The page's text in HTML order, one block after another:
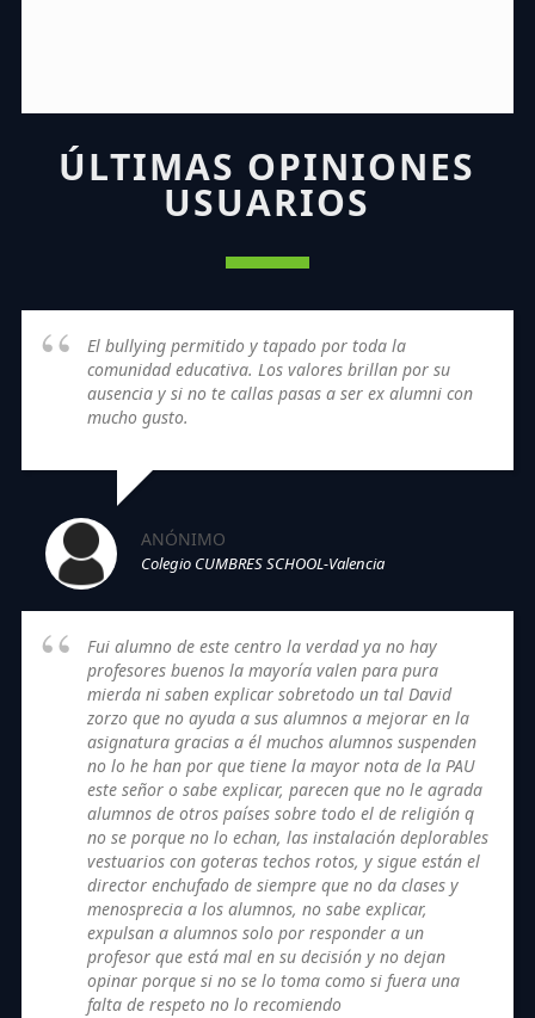
ÚLTIMAS OPINIONES
USUARIOS
El bullying permitido y tapado por toda la
comunidad educativa. Los valores brillan por su
ausencia y si no te callas pasas a ser ex alumni con
mucho gusto.
ANÓNIMO
Colegio CUMBRES SCHOOL-Valencia
Fui alumno de este centro la verdad ya no hay
profesores buenos la mayoría valen para pura
mierda ni saben explicar sobretodo un tal David
zorzo que no ayuda a sus alumnos a mejorar en la
asignatura gracias a él muchos alumnos suspenden
no lo he han por que tiene la mayor nota de la PAU
este señor o sabe explicar, parecen que no le agrada
alumnos de otros países sobre todo el de religión q
no se porque no lo echan, las instalación deplorables
vestuarios con goteras techos rotos, y sigue están el
director enchufado de siempre que no da clases y
menosprecia a los alumnos, no sabe explicar,
expulsan a alumnos solo por responder a un
profesor que está mal en su decisión y no dejan
opinar porque si no se lo toma como si fuera una
falta de respeto no lo recomiendo